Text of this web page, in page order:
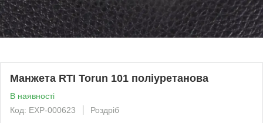
Манжета RTI Torun 101 поліуретанова
В наявності
Код: EXP-000623
Роздріб